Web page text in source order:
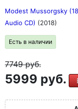
Modest Mussorgsky
Audio CD) (2018)
Есть в наличии
7749руб.
5999 руб.